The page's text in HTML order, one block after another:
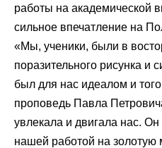
работы на академической
сильное впечатление на
«Мы, ученики, были в
поразительного рисунка и
был для нас идеалом и
проповедь Павла
увлекала и двигала нас.
нашей работой на золотую